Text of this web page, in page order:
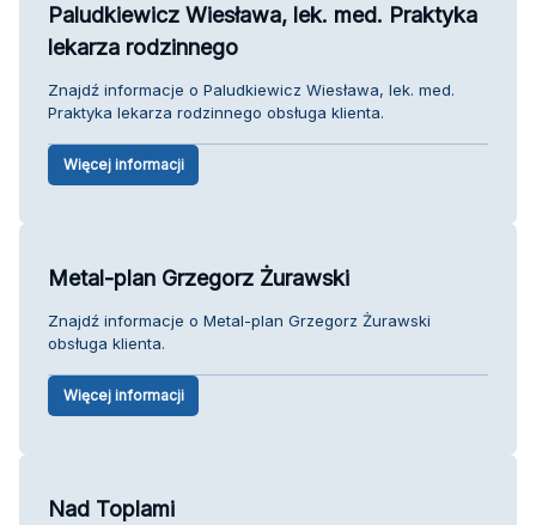
Paludkiewicz Wiesława, lek. med. Praktyka
lekarza rodzinnego
Znajdź informacje o Paludkiewicz Wiesława, lek. med.
Praktyka lekarza rodzinnego obsługa klienta.
Więcej informacji
Metal-plan Grzegorz Żurawski
Znajdź informacje o Metal-plan Grzegorz Żurawski
obsługa klienta.
Więcej informacji
Nad Toplami